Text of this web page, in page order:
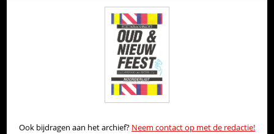
Ook bijdragen aan het archief? Neem contact op met de redactie!